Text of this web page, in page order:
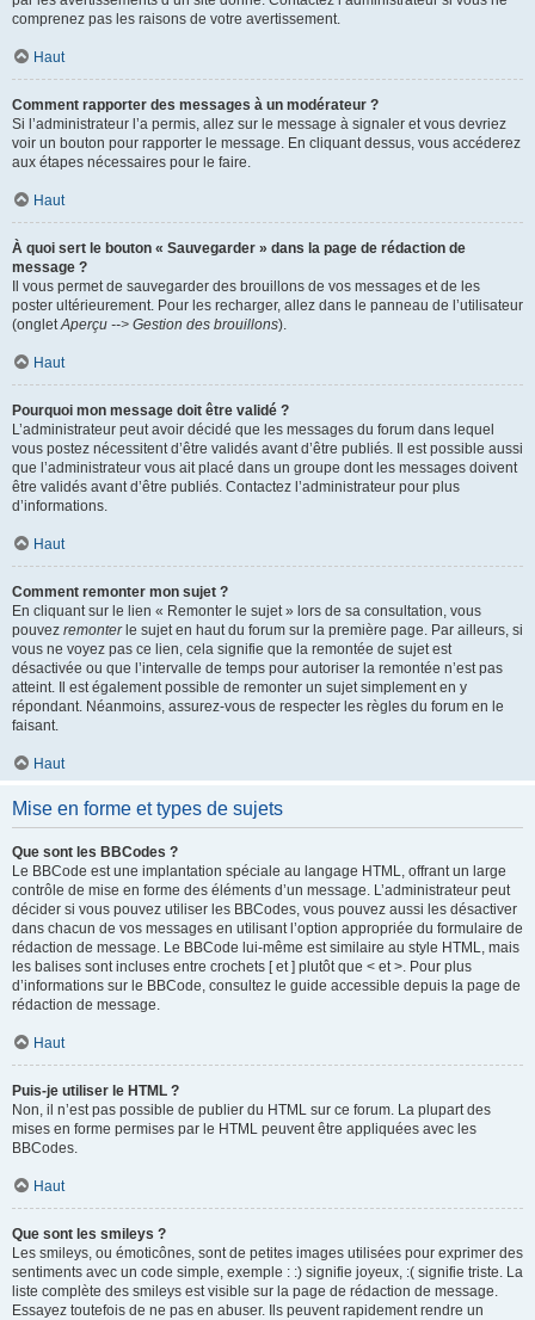
comprenez pas les raisons de votre avertissement.
Haut
Comment rapporter des messages à un modérateur ?
Si l’administrateur l’a permis, allez sur le message à signaler et vous devriez
voir un bouton pour rapporter le message. En cliquant dessus, vous accéderez
aux étapes nécessaires pour le faire.
Haut
À quoi sert le bouton « Sauvegarder » dans la page de rédaction de
message ?
Il vous permet de sauvegarder des brouillons de vos messages et de les
poster ultérieurement. Pour les recharger, allez dans le panneau de l’utilisateur
(ongletAperçu --> Gestion des brouillons).
Haut
Pourquoi mon message doit être validé ?
L’administrateur peut avoir décidé que les messages du forum dans lequel
vous postez nécessitent d’être validés avant d’être publiés. Il est possible aussi
que l’administrateur vous ait placé dans un groupe dont les messages doivent
être validés avant d’être publiés. Contactez l’administrateur pour plus
d’informations.
Haut
Comment remonter mon sujet ?
En cliquant sur le lien « Remonter le sujet » lors de sa consultation, vous
pouvez remonterle sujet en haut du forum sur la première page. Par ailleurs, si
vous ne voyez pas ce lien, cela signifie que la remontée de sujet est
désactivée ou que l’intervalle de temps pour autoriser la remontée n’est pas
atteint. Il est également possible de remonter un sujet simplement en y
répondant. Néanmoins, assurez-vous de respecter les règles du forum en le
faisant.
Haut
Mise en forme et types de sujets
Que sont les BBCodes ?
Le BBCode est une implantation spéciale au langage HTML, offrant un large
contrôle de mise en forme des éléments d’un message. L’administrateur peut
décider si vous pouvez utiliser les BBCodes, vous pouvez aussi les désactiver
dans chacun de vos messages en utilisant l’option appropriée du formulaire de
rédaction de message. Le BBCode lui-même est similaire au style HTML, mais
les balises sont incluses entre crochets [ et ] plutôt que < et >. Pour plus
d’informations sur le BBCode, consultez le guide accessible depuis la page de
rédaction de message.
Haut
Puis-je utiliser le HTML ?
Non, il n’est pas possible de publier du HTML sur ce forum. La plupart des
mises en forme permises par le HTML peuvent être appliquées avec les
BBCodes.
Haut
Que sont les smileys ?
Les smileys, ou émoticônes, sont de petites images utilisées pour exprimer des
sentiments avec un code simple, exemple : :) signifie joyeux, :( signifie triste. La
liste complète des smileys est visible sur la page de rédaction de message.
Essayez toutefois de ne pas en abuser. Ils peuvent rapidement rendre un